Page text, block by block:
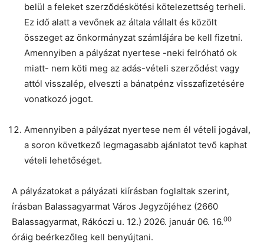
belül a feleket szerződéskötési kötelezettség terheli.
Ez idő alatt a vevőnek az általa vállalt és közölt
összeget az önkormányzat számlájára be kell fizetni.
Amennyiben a pályázat nyertese -neki felróható ok
miatt- nem köti meg az adás-vételi szerződést vagy
attól visszalép, elveszti a bánatpénz visszafizetésére
vonatkozó jogot.
Amennyiben a pályázat nyertese nem él vételi jogával,
a soron következő legmagasabb ajánlatot tevő kaphat
vételi lehetőséget.
A pályázatokat a pályázati kiírásban foglaltak szerint,
írásban Balassagyarmat Város Jegyzőjéhez (2660
Balassagyarmat, Rákóczi u. 12.) 2026. január 06. 16.00
óráig beérkezőleg kell benyújtani.